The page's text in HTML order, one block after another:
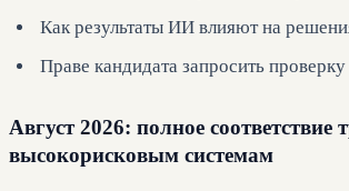
Как результаты ИИ влияют на
Праве кандидата запросить
Август 2026: полное соответствие
высокорисковым системам